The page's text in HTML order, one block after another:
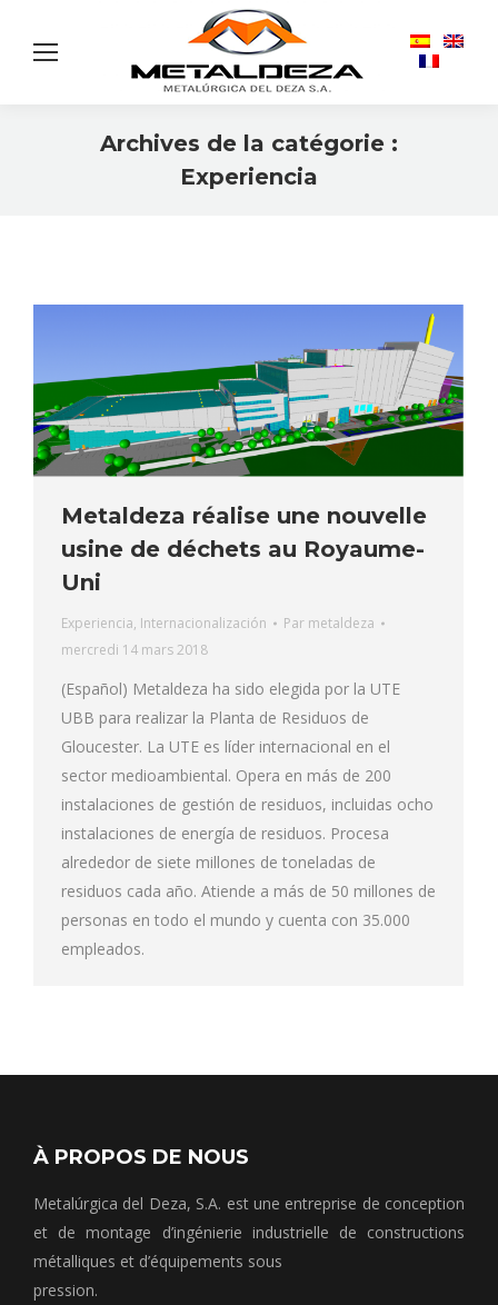
Archives de la catégorie :
Experiencia
Metaldeza réalise une nouvelle
usine de déchets au Royaume-
Uni
Experiencia, Internacionalización Par metaldeza
mercredi 14 mars 2018
(Español) Metaldeza ha sido elegida por la UTE
UBB para realizar la Planta de Residuos de
Gloucester. La UTE es líder internacional en el
sector medioambiental. Opera en más de 200
instalaciones de gestión de residuos, incluidas ocho
instalaciones de energía de residuos. Procesa
alrededor de siete millones de toneladas de
residuos cada año. Atiende a más de 50 millones de
personas en todo el mundo y cuenta con 35.000
empleados.
À PROPOS DE NOUS
Metalúrgica del Deza, S.A. est une entreprise de conception
et de montage d’ingénierie industrielle de constructions
métalliques et d’équipements sous
pression.